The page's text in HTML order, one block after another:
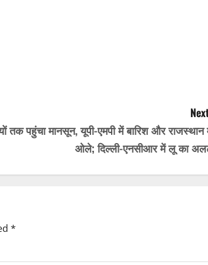
तक पहुंचा मानसून, यूपी-एमपी में बारिश और राजस्थान
ओले; दिल्ली-एनसीआर में लू का
*